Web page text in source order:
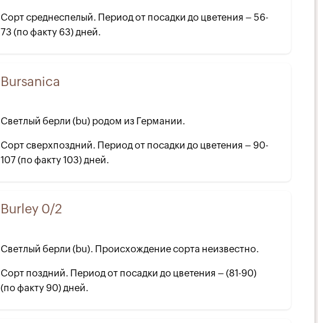
Сорт среднеспелый. Период от посадки до цветения – 56-
73 (по факту 63) дней.
Bursanica
Светлый берли (bu) родом из Германии.
Сорт сверхпоздний. Период от посадки до цветения – 90-
107 (по факту 103) дней.
Burley 0/2
Светлый берли (bu). Происхождение сорта неизвестно.
Сорт поздний. Период от посадки до цветения – (81-90)
(по факту 90) дней.